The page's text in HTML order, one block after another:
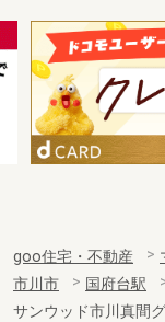
goo住宅・不動産
市川市
国府台駅
サンウッド市川真間